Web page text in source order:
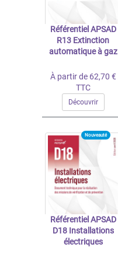
Référentiel APSAD
R13 Extinction
automatique à gaz
À partir de 62,70 €
TTC
Découvrir
Nouveauté
Référentiel APSAD
D18 Installations
électriques